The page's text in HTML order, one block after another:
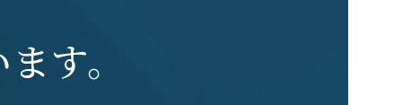
す。